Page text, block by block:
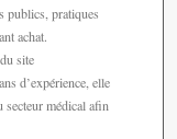
publics, pratiques
achat.
site
d’expérience, elle
secteur médical afin